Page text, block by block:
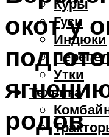
Куры
Гуси
Индюки
Утки
Техника
окот у
родов